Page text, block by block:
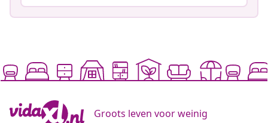
Groots leven voor weinig